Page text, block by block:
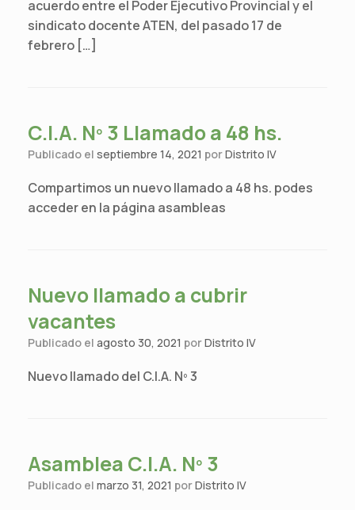
acuerdo entre el Poder Ejecutivo Provincial y el
sindicato docente ATEN, del pasado 17 de
febrero […]
C.I.A. Nº 3 Llamado a 48 hs.
Publicado el septiembre 14, 2021 porDistrito IV
Compartimos un nuevo llamado a 48 hs. podes
acceder en la página asambleas
Nuevo llamado a cubrir
vacantes
Publicado el agosto 30, 2021 porDistrito IV
Nuevo llamado del C.I.A. Nº 3
Asamblea C.I.A. Nº 3
Publicado el marzo 31, 2021 porDistrito IV